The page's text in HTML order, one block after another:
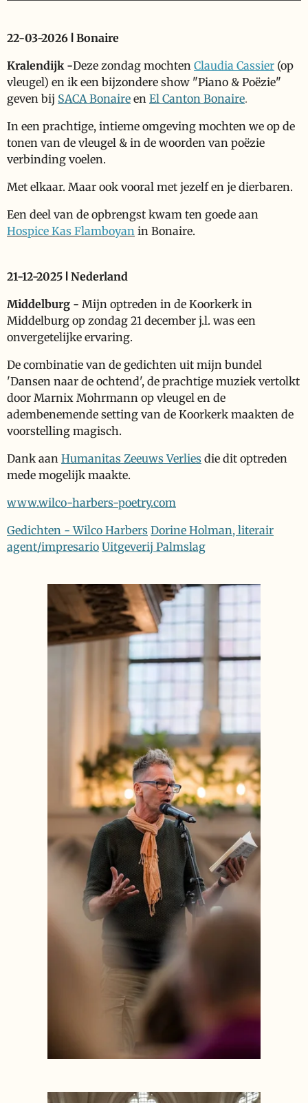
a
y
b
a
p
i
r
l
c
22-03-2026 ǀ Bonaire
Kralendijk -Deze zondag mochten Claudia Cassier (op
vleugel) en ik een bijzondere show "Piano & Poëzie"
geven bij SACA Bonaire en El Canton Bonaire.
In een prachtige, intieme omgeving mochten we op de
tonen van de vleugel & in de woorden van poëzie
verbinding voelen.
Met elkaar. Maar ook vooral met jezelf en je dierbaren.
Een deel van de opbrengst kwam ten goede aan
Hospice Kas Flamboyan in Bonaire.
21-12-2025 ǀ Nederland
Middelburg - Mijn optreden in de Koorkerk in
Middelburg op zondag 21 december j.l. was een
onvergetelijke ervaring.
De combinatie van de gedichten uit mijn bundel
'Dansen naar de ochtend', de prachtige muziek vertolkt
door Marnix Mohrmann op vleugel en de
adembenemende setting van de Koorkerk maakten de
voorstelling magisch.
Dank aan Humanitas Zeeuws Verlies die dit optreden
mede mogelijk maakte.
www.wilco-harbers-poetry.com
Gedichten - Wilco Harbers Dorine Holman, literair
agent/impresario Uitgeverij Palmslag